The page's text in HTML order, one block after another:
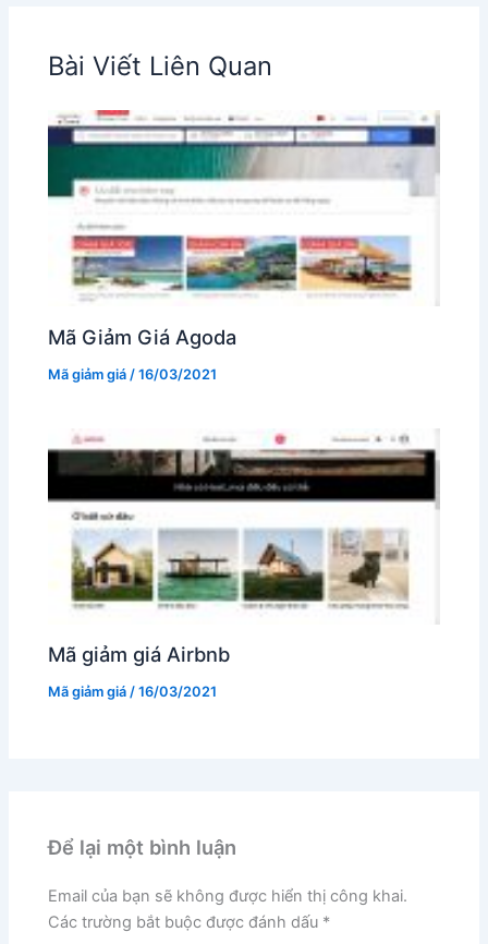
Bài Viết Liên Quan
Mã Giảm Giá Agoda
Mã giảm giá /16/03/2021
Mã giảm giá Airbnb
Mã giảm giá /16/03/2021
Để lại một bình luận
Email của bạn sẽ không được hiển thị công khai.
Các trường bắt buộc được đánh dấu *